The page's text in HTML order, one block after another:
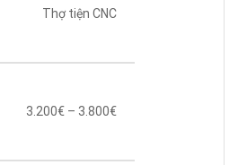
Thợ tiện CNC
3.200€ – 3.800€